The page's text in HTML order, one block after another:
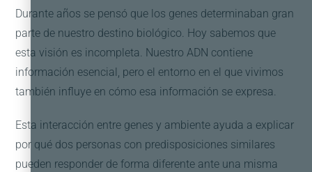
Durante años se pensó que los genes determinaban gran
parte de nuestro destino biológico. Hoy sabemos que
esta visión es incompleta. Nuestro ADN contiene
información esencial, pero el entorno en el que vivimos
también influye en cómo esa información se expresa.
Esta interacción entre genes y ambiente ayuda a explicar
por qué dos personas con predisposiciones similares
pueden responder de forma diferente ante una misma